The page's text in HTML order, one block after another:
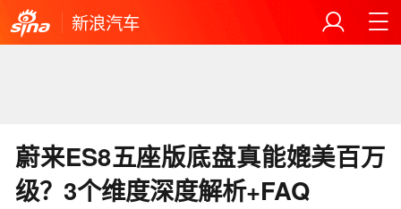
新浪汽车
蔚来ES8五座版底盘真能媲美百万
级？3个维度深度解析+FAQ